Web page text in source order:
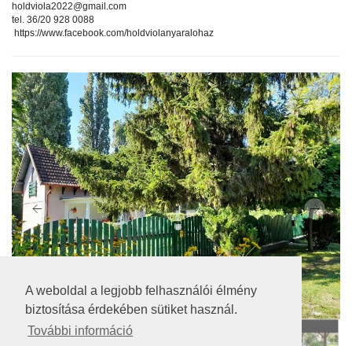
A weboldal a legjobb felhasználói élmény
biztosítása érdekében sütiket használ.
További információ
holdviola2022@gmail.com
tel. 36/20 928 0088
https://www.facebook.com/holdviolanyaralohaz